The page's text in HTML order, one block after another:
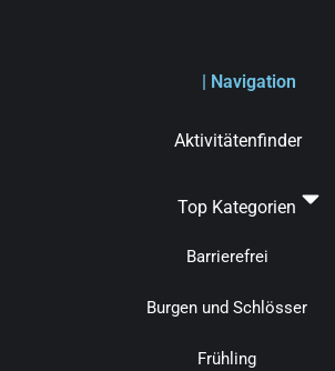
| Navigation
Aktivitätenfinder
Top Kategorien
Barrierefrei
Burgen und Schlösser
Frühling